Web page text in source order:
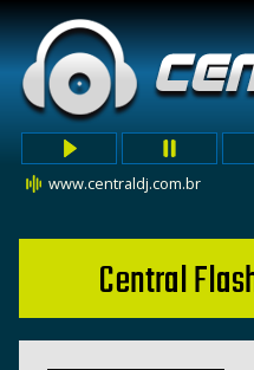
www.centraldj.com.br
Central